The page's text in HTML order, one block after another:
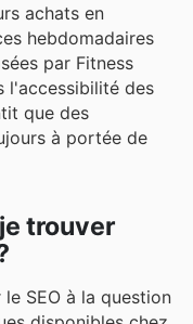
achats en
hebdomadaires
par Fitness
l'accessibilité des
que des
à portée de
trouver
SEO à la question